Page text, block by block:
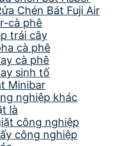
Chén Bát Fuji Air
cà phê
trái cây
cà phê
cà phê
sinh tố
Minibar
nghiệp khác
là
công nghiệp
công nghiệp